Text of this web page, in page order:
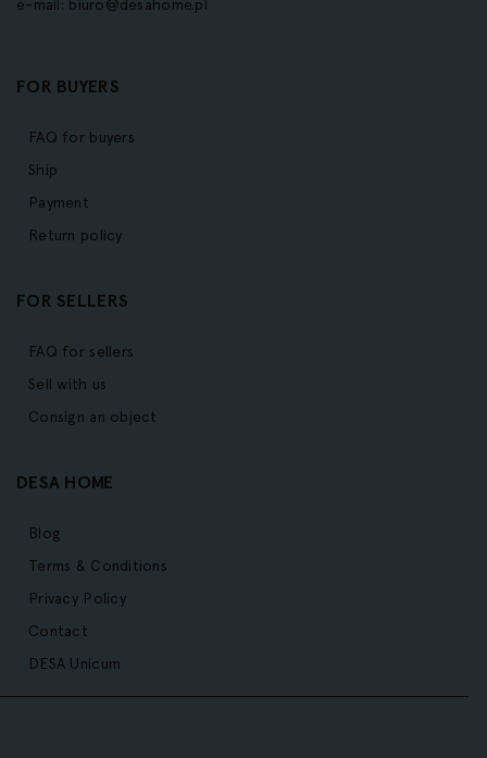
e-mail: biuro@desahome.pl
FOR BUYERS
FAQ for buyers
Ship
Payment
Return policy
FOR SELLERS
FAQ for sellers
Sell with us
Consign an object
DESA HOME
Blog
Terms & Conditions
Privacy Policy
Contact
DESA Unicum